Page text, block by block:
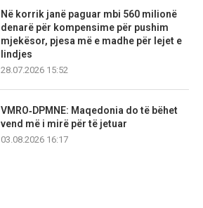
Në korrik janë paguar mbi 560 milionë
denarë për kompensime për pushim
mjekësor, pjesa më e madhe për lejet e
lindjes
28.07.2026 15:52
VMRO‑DPMNE: Maqedonia do të bëhet
vend më i mirë për të jetuar
03.08.2026 16:17